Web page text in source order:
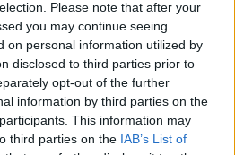
Please note that after your
you may continue seeing
on personal information utilized by
disclosed to third parties prior to
opt-out of the further
information by third parties on the
This information may
third parties on the IAB’s List of